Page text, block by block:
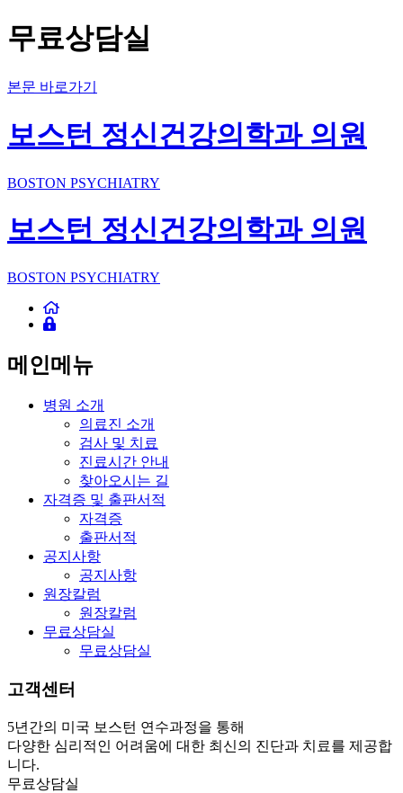
무료상담실
본문 바로가기
보스턴 정신건강의학과 의원
BOSTON PSYCHIATRY
보스턴 정신건강의학과 의원
BOSTON PSYCHIATRY
메인메뉴
병원 소개
의료진 소개
검사 및 치료
진료시간 안내
찾아오시는 길
자격증 및 출판서적
자격증
출판서적
공지사항
공지사항
원장칼럼
원장칼럼
무료상담실
무료상담실
고객센터
5년간의 미국 보스턴 연수과정을 통해
다양한 심리적인 어려움에 대한 최신의 진단과 치료를 제공합
니다.
무료상담실